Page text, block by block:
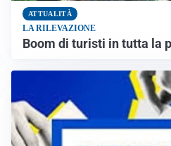
ATTUALITÀ
LA RILEVAZIONE
Boom di turisti in tutta la